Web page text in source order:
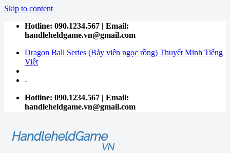
Skip to content
Hotline: 090.1234.567 | Email:
handleheldgame.vn@gmail.com
Dragon Ball Series (Bảy viên ngọc rồng) Thuyết Minh Tiếng
Việt
-
Hotline: 090.1234.567 | Email:
handleheldgame.vn@gmail.com